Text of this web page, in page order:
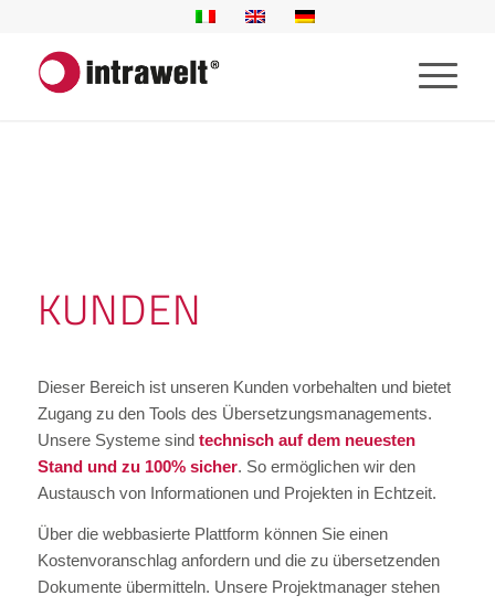
KUNDEN
Dieser Bereich ist unseren Kunden vorbehalten und bietet
Zugang zu den Tools des Übersetzungsmanagements.
Unsere Systeme sind technisch auf dem neuesten
Stand und zu 100% sicher. So ermöglichen wir den
Austausch von Informationen und Projekten in Echtzeit.
Über die webbasierte Plattform können Sie einen
Kostenvoranschlag anfordern und die zu übersetzenden
Dokumente übermitteln. Unsere Projektmanager stehen